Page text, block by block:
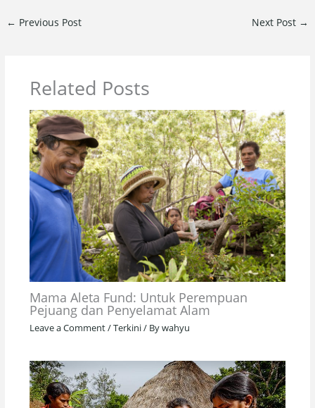
← Previous Post Next Post →
Related Posts
Mama Aleta Fund: Untuk Perempuan
Pejuang dan Penyelamat Alam
Leave a Comment/Terkini/ Bywahyu